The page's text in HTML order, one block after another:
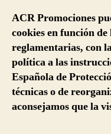
ACR Promociones
cookies en función
reglamentarias, con
política a las
Española de
técnicas o de
aconsejamos que la